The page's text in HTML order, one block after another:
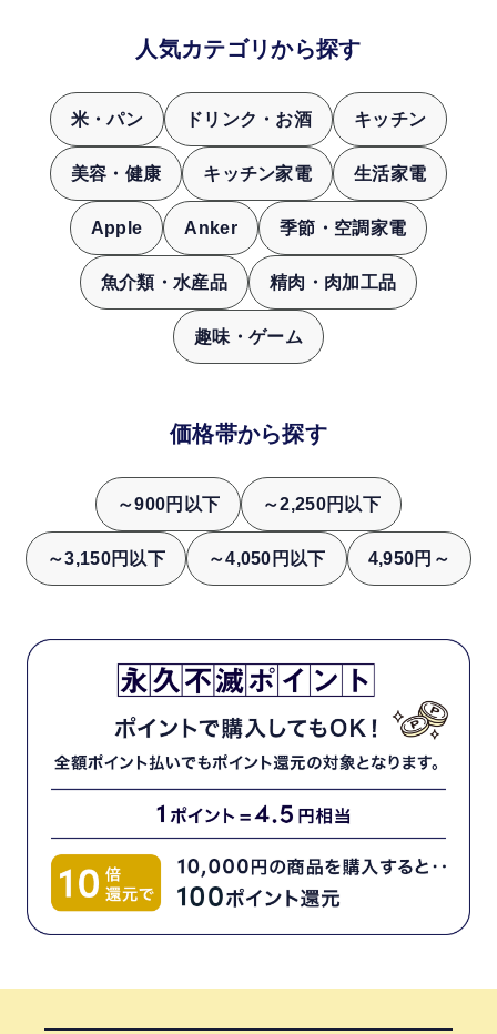
人気カテゴリから探す
米・パン ドリンク・お酒 キッチン
美容・健康 キッチン家電 生活家電
Apple Anker 季節・空調家電
魚介類・水産品 精肉・肉加工品
趣味・ゲーム
価格帯から探す
～900円以下 ～2,250円以下
～3,150円以下 ～4,050円以下 4,950円～